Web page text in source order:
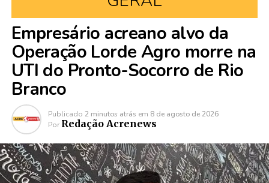
Empresário acreano alvo da
Operação Lorde Agro morre na
UTI do Pronto-Socorro de Rio
Branco
Publicado 2 minutos atrás em 8 de agosto de 2026
Por Redação Acrenews